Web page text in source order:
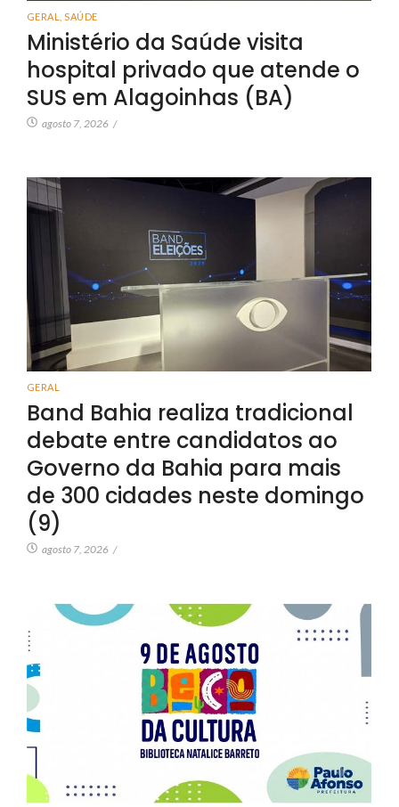
GERAL SAÚDE
Ministério da Saúde visita
hospital privado que atende o
SUS em Alagoinhas (BA)
agosto 7, 2026 /
GERAL
Band Bahia realiza tradicional
debate entre candidatos ao
Governo da Bahia para mais
de 300 cidades neste domingo
(9)
agosto 7, 2026 /